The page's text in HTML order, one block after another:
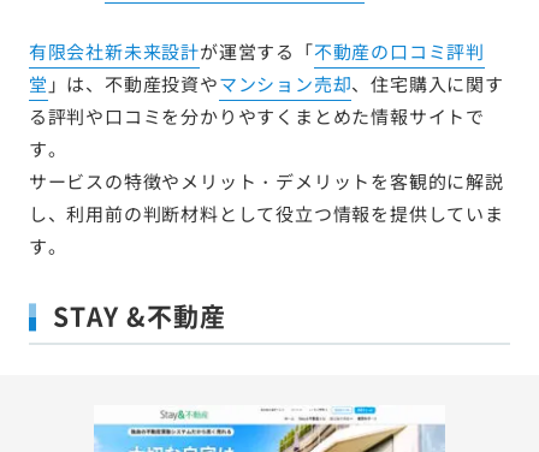
有限会社新未来設計が運営する「不動産の口コミ評判
堂 」は、不動産投資やマンション売却、住宅購入に関す
る評判や口コミを分かりやすくまとめた情報サイトで
す。
サービスの特徴やメリット・デメリットを客観的に解説
し、利用前の判断材料として役立つ情報を提供していま
す。
STAY &不動産